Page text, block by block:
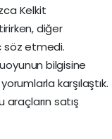
Kelkit
diğer
söz etmedi.
bilgisine
karşılaştık.
satış